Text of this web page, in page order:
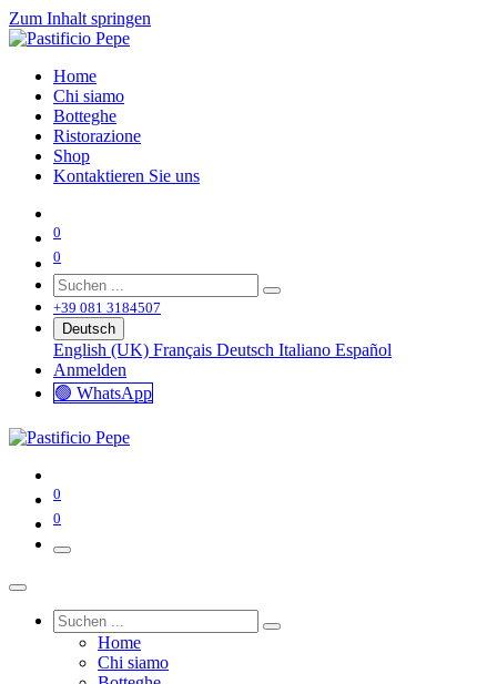
Zum Inhalt springen
Home
Chi siamo
Botteghe
Ristorazione
Shop
Kontaktieren Sie uns
0
0
+39 081 3184507
Deutsch
English (UK) Français Deutsch Italiano Español
Anmelden
🟢 WhatsApp
0
0
Home
Chi siamo